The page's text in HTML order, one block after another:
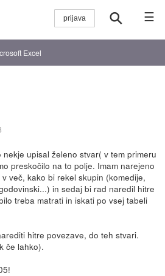
☰
Excel
upisal želeno stvar( v tem primeru
preskočilo na to polje. Imam narejeno
več, kako bi rekel skupin (komedije,
in sedaj bi rad naredil hitre
treba matrati in iskati po vsej tabeli
hitre povezave, do teh stvari.
če lahko).